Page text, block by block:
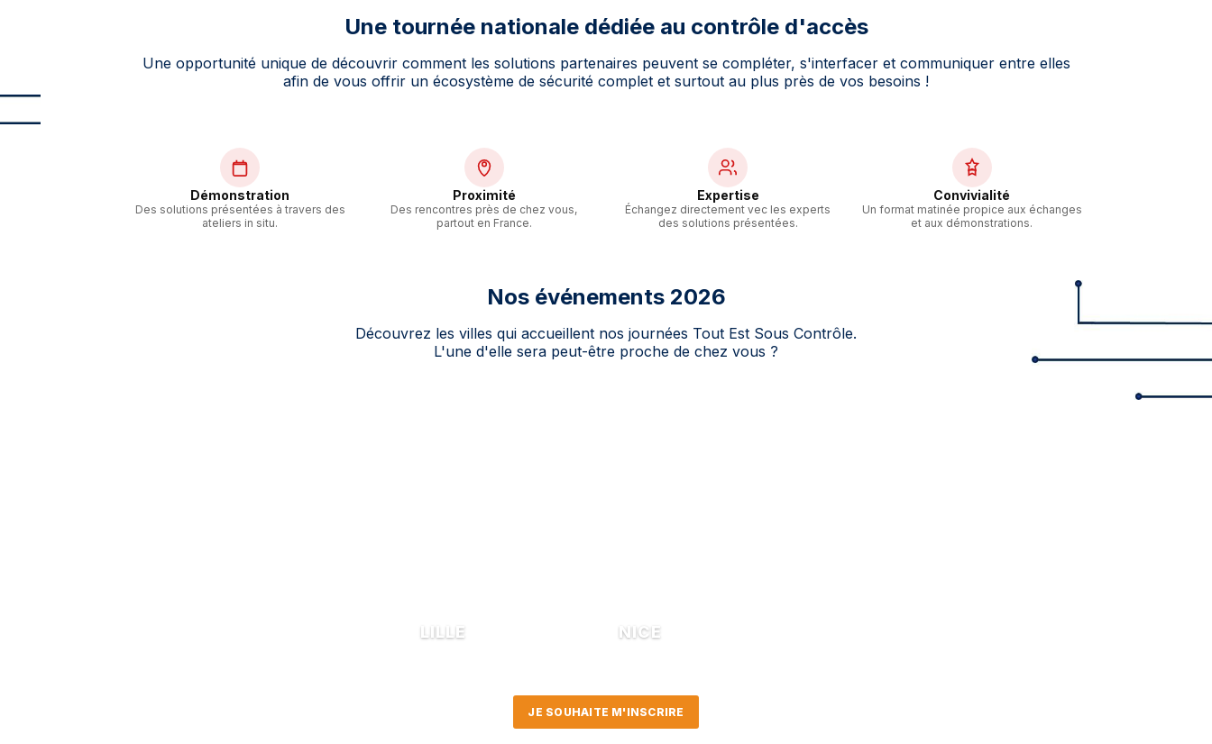
Une tournée nationale dédiée au contrôle d'accès
Une opportunité unique de découvrir comment les solutions partenaires peuvent se compléter, s'interfacer et communiquer entre elles
afin de vous offrir un écosystème de sécurité complet et surtout au plus près de vos besoins !
Démonstration
Des solutions présentées à travers des
ateliers in situ.
Proximité
Des rencontres près de chez vous,
partout en France.
Expertise
Échangez directement vec les experts
des solutions présentées.
Convivialité
Un format matinée propice aux échanges
et aux démonstrations.
Nos événements 2026
Découvrez les villes qui accueillent nos journées Tout Est Sous Contrôle.
L'une d'elle sera peut-être proche de chez vous ?
LILLE NICE
JE SOUHAITE M'INSCRIRE